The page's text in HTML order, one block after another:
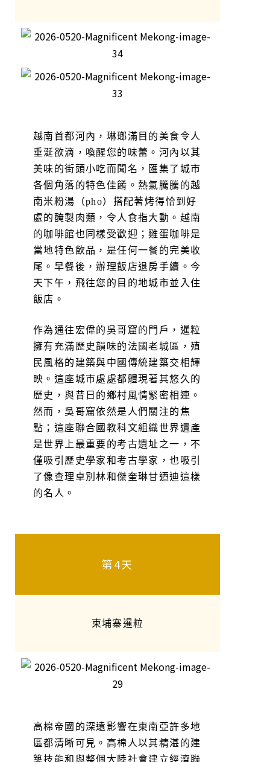
越南首都河內，琳瑯滿目的美食令人
垂涎欲滴，喚醒您的味蕾。河內以其
美味的街頭小吃而聞名，匯集了城市
各個角落的特色佳餚。熱氣騰騰的越
南米粉湯（pho）搭配著烤得恰到好
處的醃製肉類，令人食指大動。越南
的咖啡館也同樣受歡迎；雞蛋咖啡是
當地特色飲品，是任何一餐的完美收
尾。早餐後，辦理飯店退房手續。今
天下午，飛往您的目的地城市並入住
飯店。
作為通往宏偉的吳哥窟的門戶，暹粒
擁有充滿歷史韻味的法國老城區，殖
民風格的建築與中國傳統建築交相輝
映。這座城市處處都體現著其悠久的
歷史，與昔日的鄉村風情緊密相連。
然而，吳哥窟依然是人們關注的焦
點；這座聯合國教科文組織世界遺產
是世界上最重要的考古遺址之一，不
僅吸引歷史學家和考古學家，也吸引
了像查理卓別林和傑奎琳甘迺迪這樣
的名人。
第4天
柬埔寨暹粒
高棉帝國的深遠影響在東南亞許多地
區都清晰可見。高棉人以其精湛的建
築技能和與整個大陸社會建立經濟聯